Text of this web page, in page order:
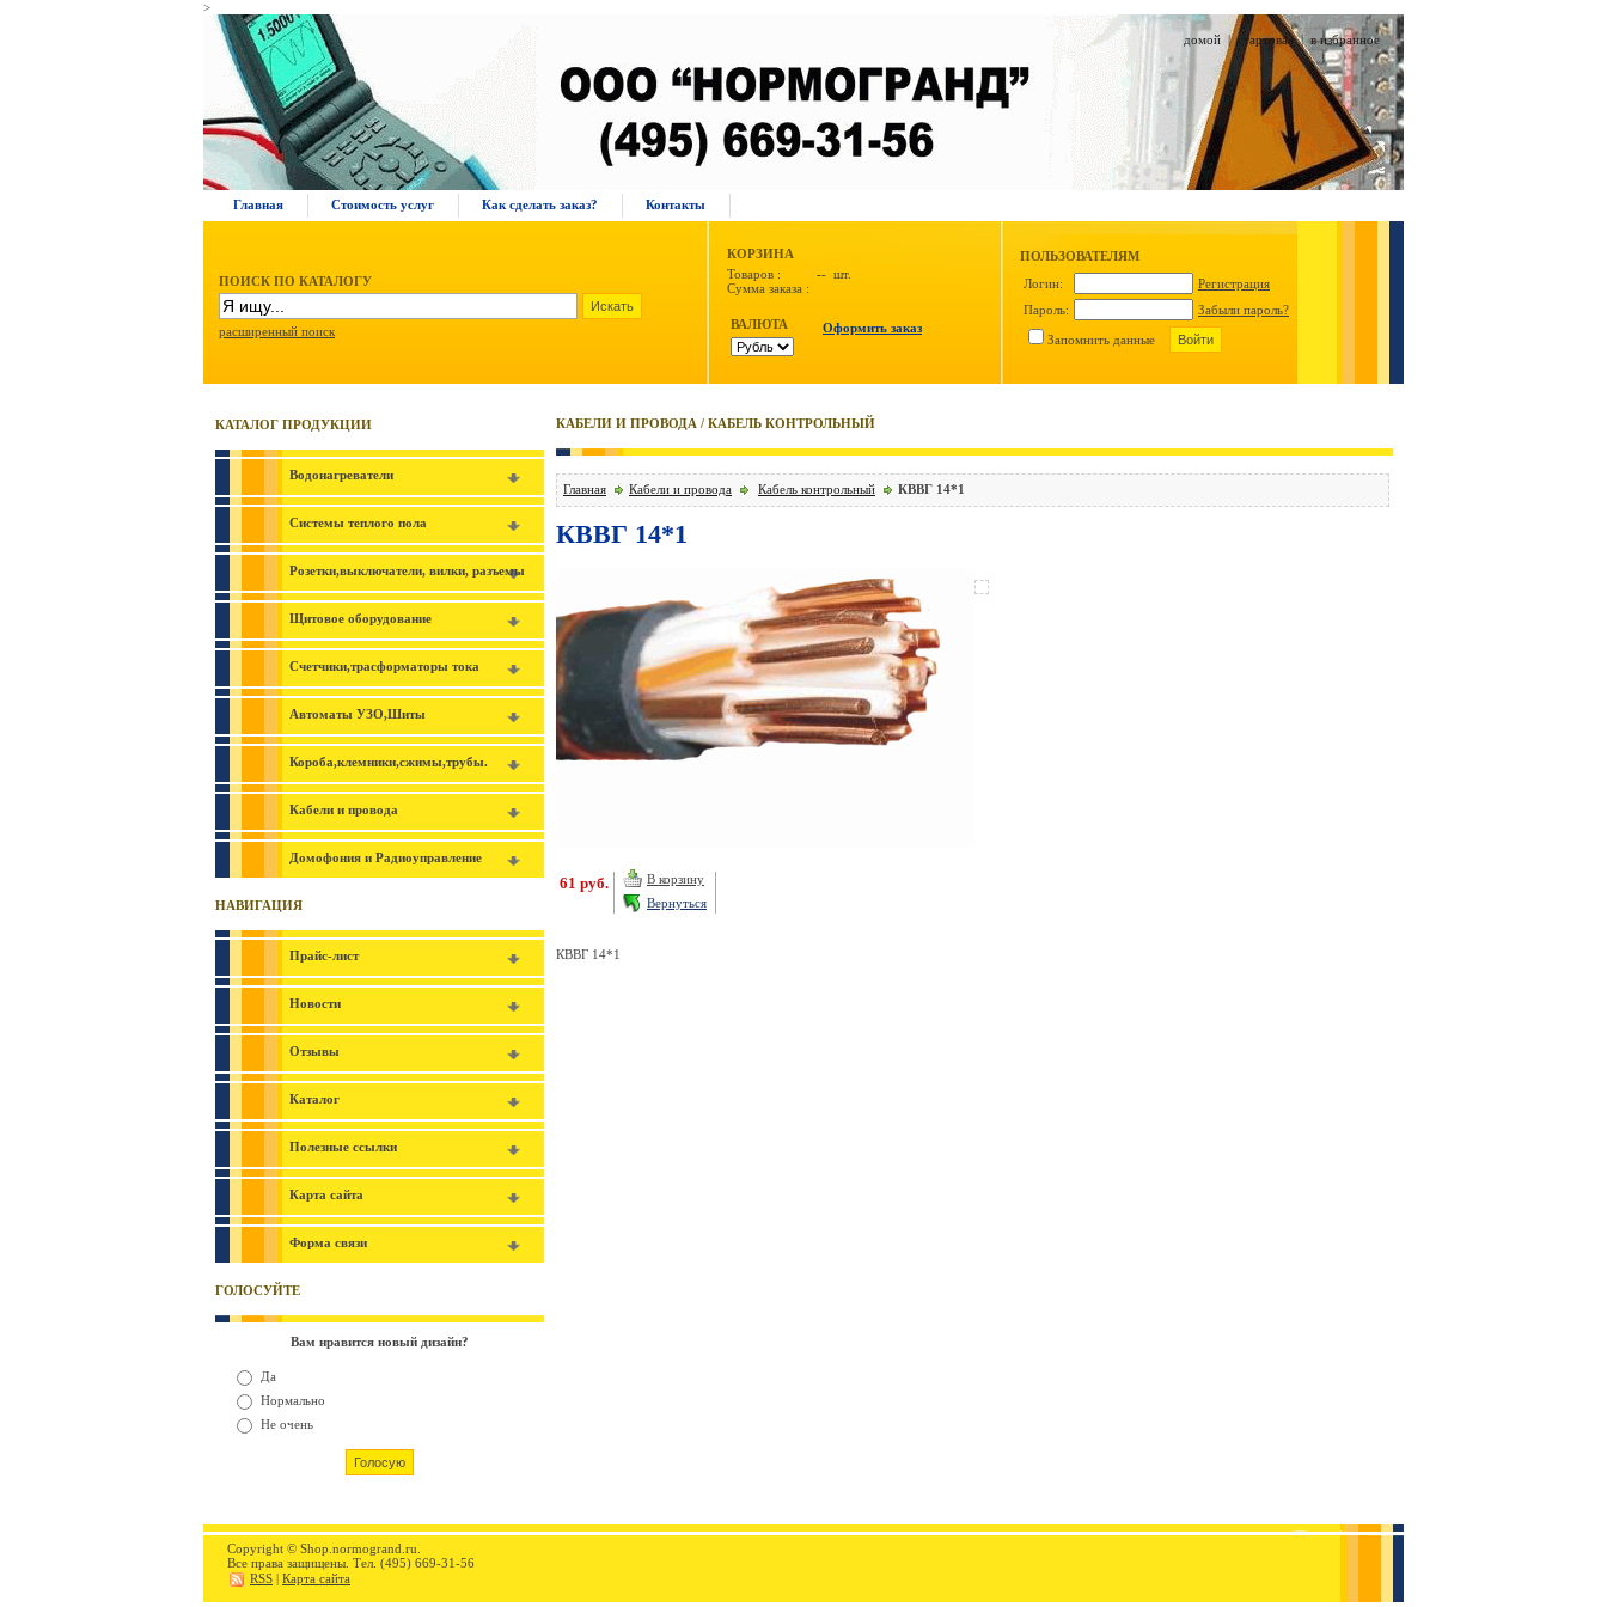
>
домой|стартовая|в избранное
Главная Стоимость услуг Как сделать заказ? Контакты
ПОИСК ПО КАТАЛОГУ
расширенный поиск
КОРЗИНА
Товаров :
-- шт.
Сумма заказа :
ВАЛЮТА Оформить заказ
ПОЛЬЗОВАТЕЛЯМ
Логин:
Регистрация
Пароль:
Забыли пароль?
Запомнить данные
КАТАЛОГ ПРОДУКЦИИ
Водонагреватели
Системы теплого пола
Розетки,выключатели, вилки, разъемы
Щитовое оборудование
Счетчики,трасформаторы тока
Автоматы УЗО,Шиты
Короба,клемники,сжимы,трубы.
Кабели и провода
Домофония и Радиоуправление
НАВИГАЦИЯ
Прайс-лист
Новости
Отзывы
Каталог
Полезные ссылки
Карта сайта
Форма связи
ГОЛОСУЙТЕ
Вам нравится новый дизайн?
Да
Нормально
Не очень
КАБЕЛИ И ПРОВОДА / КАБЕЛЬ КОНТРОЛЬНЫЙ
Главная Кабели и провода Кабель контрольный КВВГ 14*1
КВВГ 14*1
61 руб.
В корзину
Вернуться
КВВГ 14*1
Copyright © Shop.normogrand.ru.
Все права защищены. Тел. (495) 669-31-56
RSS | Карта сайта